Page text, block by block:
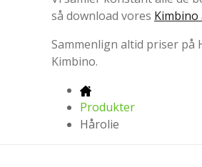
så download vores Kimbino
Sammenlign altid priser på
Kimbino.
Produkter
Hårolie